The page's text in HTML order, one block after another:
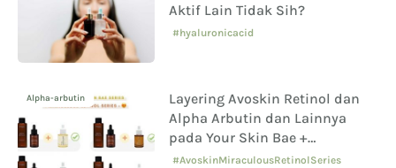
Aktif Lain Tidak Sih?
#hyaluronicacid
Alpha-arbutin
Layering Avoskin Retinol dan
Alpha Arbutin dan Lainnya
pada Your Skin Bae +
Miraculous Retinol Series
#AvoskinMiraculousRetinolSeries